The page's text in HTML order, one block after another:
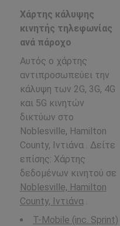
Χάρτης κάλυψης
κινητής τηλεφωνίας
ανά πάροχο
Αυτός ο χάρτης
αντιπροσωπεύει την
κάλυψη των 2G, 3G, 4G
και 5G κινητών
δικτύων στο
Noblesville, Hamilton
County, Ιντιάνα . Δείτε
επίσης: Χάρτης
δεδομένων κινητού σε
Noblesville, Hamilton
County, Ιντιάνα.
T-Mobile (inc. Sprint)